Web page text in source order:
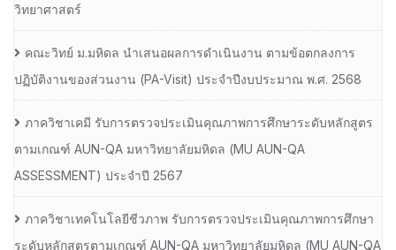
วิทยาศาสตร์
คณะวิทย์ ม.มหิดล นำเสนอผลการดำเนินงาน ตามข้อตกลงการ
ปฏิบัติงานของส่วนงาน (PA-Visit) ประจำปีงบประมาณ พ.ศ. 2568
ภาควิชาเคมี รับการตรวจประเมินคุณภาพการศึกษาระดับหลักสูตร
ตามเกณฑ์ AUN-QA มหาวิทยาลัยมหิดล (MU AUN-QA
ASSESSMENT) ประจำปี 2567
ภาควิชาเทคโนโลยีชีวภาพ รับการตรวจประเมินคุณภาพการศึกษา
ระดับหลักสูตรตามเกณฑ์ AUN-QA มหาวิทยาลัยมหิดล (MU AUN-QA